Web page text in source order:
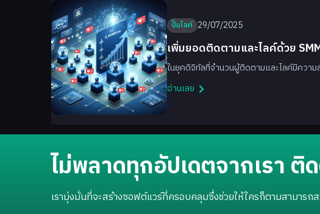
ปั๊มไลค์ 29/07/2025
เพิ่มยอดติดตามและไลค์ด้วย
และ Facebook
ในยุคดิจิทัลที่จำนวนผู้ติดตามและไลค์มีคว
อ่านเลย
ไม่พลาดทุกอัปเดตจากเรา
เรามุ่งมั่นที่จะสร้างซอฟต์แวร์ที่ครอบคลุมซึ่งช่วยให้ใครก็ตามสามารถ